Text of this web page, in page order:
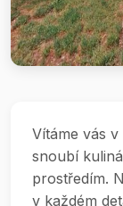
Vítáme vás
snoubí
prostředím.
v každém